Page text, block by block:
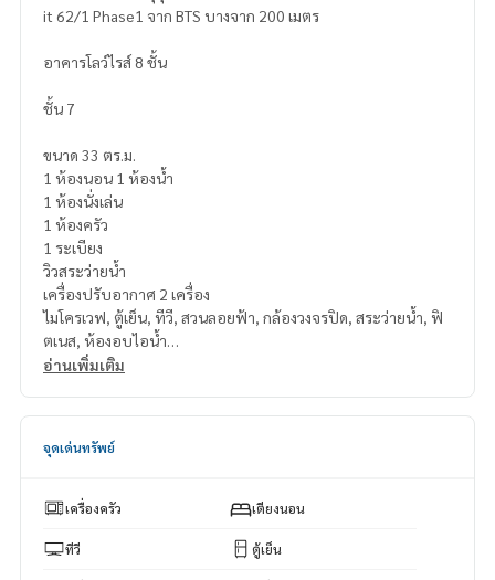
it 62/1 Phase1 จาก BTS บางจาก 200 เมตร
อาคารโลว์ไรส์ 8 ชั้น
ชั้น 7
ขนาด 33 ตร.ม.
1 ห้องนอน 1 ห้องน้ำ
1 ห้องนั่งเล่น
1 ห้องครัว
1 ระเบียง
วิวสระว่ายน้ำ
เครื่องปรับอากาศ 2 เครื่อง
ไมโครเวฟ, ตู้เย็น, ทีวี, สวนลอยฟ้า, กล้องวงจรปิด, สระว่ายน้ำ, ฟิ
ตเนส, ห้องอบไอน้ำ
คโปร์
ak 200 metre
อ่านเพิ่มเติม
จุดเด่นทรัพย์
เครื่องครัว เตียงนอน
ทีวี ตู้เย็น